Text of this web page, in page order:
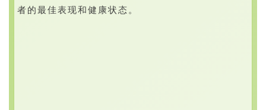
者的最佳表现和健康状态。